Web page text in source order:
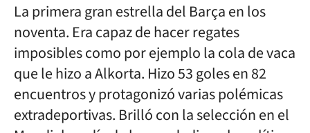
La primera gran estrella del Barça en los
noventa. Era capaz de hacer regates
imposibles como por ejemplo la cola de vaca
que le hizo a Alkorta. Hizo 53 goles en 82
encuentros y protagonizó varias polémicas
extradeportivas. Brilló con la selección en el